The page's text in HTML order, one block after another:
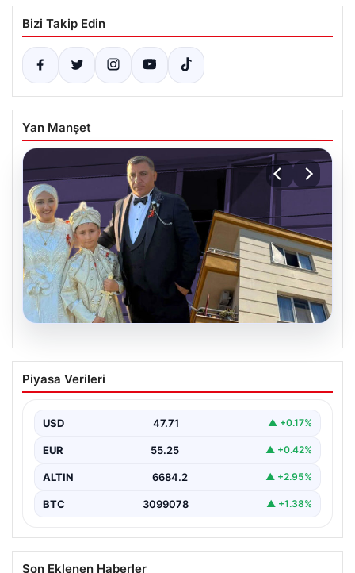
Bizi Takip Edin
Yan Manşet
Çanakkale’de böcek ilaçlaması felakete
dönüştü. Yusuf öldü, annesi yoğun
Piyasa Verileri
USD 47.71 ▲ +0.17%
EUR 55.25 ▲ +0.42%
ALTIN 6684.2 ▲ +2.95%
BTC 3099078 ▲ +1.38%
Son Eklenen Haberler